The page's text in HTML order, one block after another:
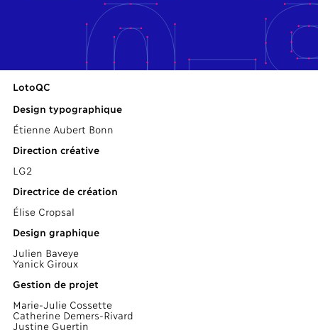
LotoQC
Design typographique
Étienne Aubert Bonn
Direction créative
LG2
Directrice de création
Élise Cropsal
Design graphique
Julien Baveye
Yanick Giroux
Gestion de projet
Marie-Julie Cossette
Catherine Demers-Rivard
Justine Guertin